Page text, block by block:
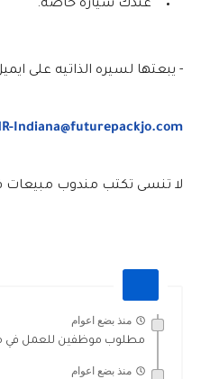
عندك سياره خاصه.
- يبعتها لسيره الذاتيه على
Indiana@futurepackjo.com
لا تنسى تكتب مندوب مبيعات
منذ بضع اعوام
مطلوب موظفين للعمل في
منذ بضع اعوام